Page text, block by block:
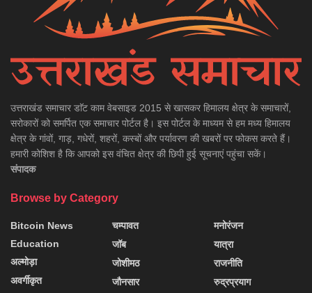
उत्तराखंड समाचार डाॅट काम वेबसाइड 2015 से खासकर हिमालय क्षेत्र के समाचारों,
सरोकारों को समर्पित एक समाचार पोर्टल है। इस पोर्टल के माध्यम से हम मध्य हिमालय
क्षेत्र के गांवों, गाड़, गधेरों, शहरों, कस्बों और पर्यावरण की खबरों पर फोकस करते हैं।
हमारी कोशिश है कि आपको इस वंचित क्षेत्र की छिपी हुई सूचनाएं पहुंचा सकें।
संपादक
Browse by Category
Bitcoin News
Education
अल्मोड़ा
अवर्गीकृत
चम्पावत
जॉब
जोशीमठ
जौनसार
मनोरंजन
यात्रा
राजनीति
रुद्रप्रयाग